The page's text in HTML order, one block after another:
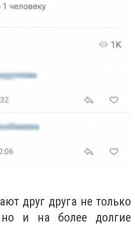
друг друга не только
и на более долгие